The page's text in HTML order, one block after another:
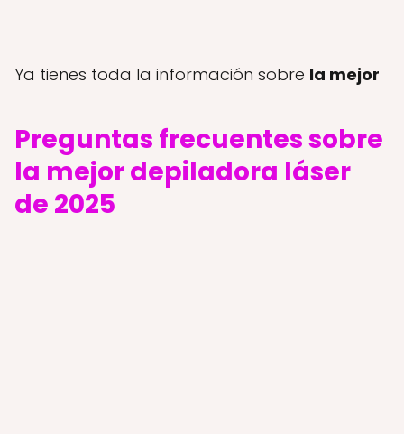
Ya tienes toda la información sobre la mejor
Preguntas frecuentes sobre
la mejor depiladora láser
de 2025